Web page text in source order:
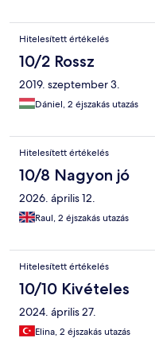
Hitelesített értékelés
10/2 Rossz
2019. szeptember 3.
Dániel, 2 éjszakás utazás
Hitelesített értékelés
10/8 Nagyon jó
2026. április 12.
Raul, 2 éjszakás utazás
Hitelesített értékelés
10/10 Kivételes
2024. április 27.
Elina, 2 éjszakás utazás